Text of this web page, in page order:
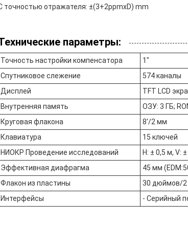
точностью отражателя: ±(3+2ppmxD) mm
параметры:
Точность настройки компенсатора
1"
Спутниковое слежение
574 каналы
Дисплей
TFT LCD
Внутренняя память
ОЗУ: 3 ГБ;
Круговая флакона
8'/2 мм
Клавиатура
15 ключей
НИОКР Проведение исследований
H: ± 0,5 м, V:
Эффективная диафрагма
45 мм
Флакон из пластины
30 дюймов/
Интерфейсы
- Серийный